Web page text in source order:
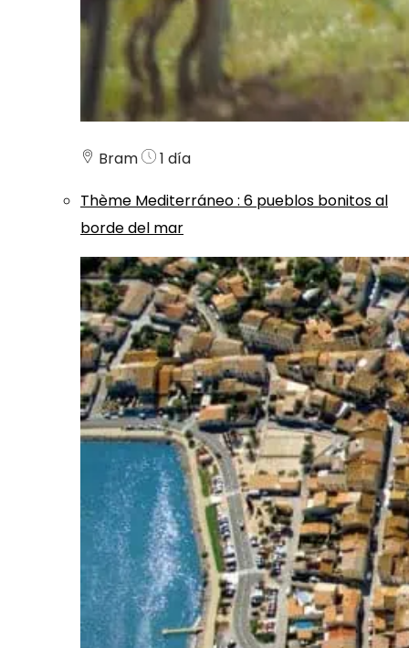
Bram
1 día
Thème Mediterráneo: 6 pueblos bonitos al
borde del mar